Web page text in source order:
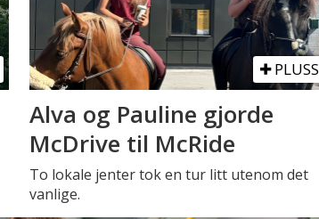
PLUSS
Alva og Pauline gjorde
McDrive til McRide
To lokale jenter tok en tur litt utenom det
vanlige.